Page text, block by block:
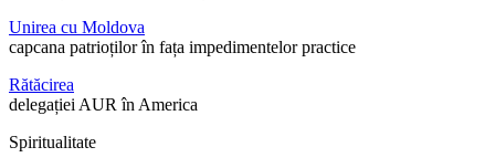
Unirea cu Moldova
capcana patrioților în fața impedimentelor practice
Rătăcirea
delegației AUR în America
Spiritualitate